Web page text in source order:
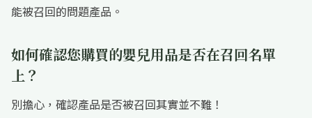
能被召回的問題產品。
如何確認您購買的嬰兒用品是否在召回名單
上？
別擔心，確認產品是否被召回其實並不難！